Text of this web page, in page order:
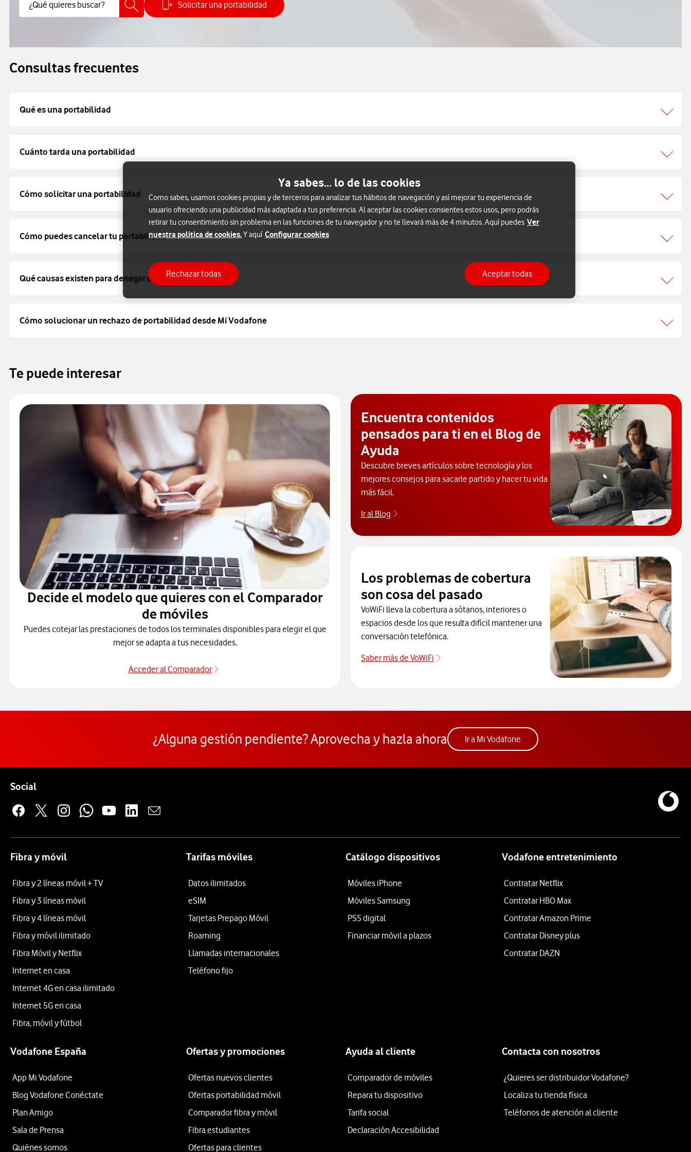
¿Qué quieres buscar?
Buscar Contenido
Solicitar una portabilidad
Cómo solicitar una portabilidad
Consultas frecuentes
Qué es una portabilidad
Cuánto tarda una portabilidad
Cómo solicitar una portabilidad
Cómo puedes cancelar tu portabilidad
Qué causas existen para denegar una portabilidad
Cómo solucionar un rechazo de portabilidad desde Mi Vodafone
Te puede interesar
Decide el modelo que quieres con el Comparador
de móviles
Puedes cotejar las prestaciones de todos los terminales disponibles para elegir el que
mejor se adapta a tus necesidades.
Acceder al Comparador
Encuentra contenidos
pensados para ti en el Blog de
Ayuda
Descubre breves artículos sobre tecnología y los
mejores consejos para sacarle partido y hacer tu vida
más fácil.
Ir al Blog
Descubre el blog de Ayuda. Abrir ventana modal
Los problemas de cobertura
son cosa del pasado
VoWiFi lleva la cobertura a sótanos, interiores o
espacios desde los que resulta difícil mantener una
conversación telefónica.
Saber más de VoWiFi
Pulsar para consultar el servicio que soluciona tus problemas de
¿Alguna gestión pendiente? Aprovecha y hazla ahora Ir a Mi VodafoneAcceder a la app Mi Vodafone. Abre ventana
SocialEnlaces a las redes sociales de Vodafone
Fibra y móvil
Fibra y 2 líneas móvil + TV
Fibra y 3 líneas móvil
Fibra y 4 líneas móvil
Fibra y móvil ilimitado
Fibra Móvil y Netflix
Internet en casa
Internet 4G en casa ilimitado
Internet 5G en casa
Fibra, móvil y fútbol
Tarifas móviles
Datos ilimitados
eSIM
Tarjetas Prepago Móvil
Roaming
Llamadas internacionales
Teléfono fijo
Catálogo dispositivos
Móviles iPhone
Móviles Samsung
PS5 digital
Financiar móvil a plazos
Vodafone entretenimiento
Contratar Netflix
Contratar HBO Max
Contratar Amazon Prime
Contratar Disney plus
Contratar DAZN
Vodafone España
App Mi Vodafone
Blog Vodafone Conéctate
Plan Amigo
Sala de Prensa
Quiénes somos
Ofertas y promociones
Ofertas nuevos clientes
Ofertas portabilidad móvil
Comparador fibra y móvil
Fibra estudiantes
Ofertas para clientes
Ayuda al cliente
Comparador de móviles
Repara tu dispositivo
Tarifa social
Declaración Accesibilidad
Contacta con nosotros
¿Quieres ser distribuidor Vodafone?
Localiza tu tienda física
Teléfonos de atención al cliente
Ya sabes... lo de las cookies
Como sabes, usamos cookies propias y de terceros para analizar tus hábitos de navegación y así mejorar tu experiencia de
usuario ofreciendo una publicidad más adaptada a tus preferencia. Al aceptar las cookies consientes estos usos, pero podrás
retirar tu consentimiento sin problema en las funciones de tu navegador y no te llevará más de 4 minutos. Aquí puedes Ver
nuestra política de cookies.Y aquí Configurar cookies
Rechazar todas Aceptar todas